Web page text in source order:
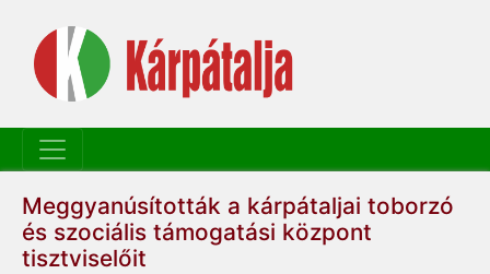
Meggyanúsították a kárpátaljai toborzó
és szociális támogatási központ
tisztviselőit